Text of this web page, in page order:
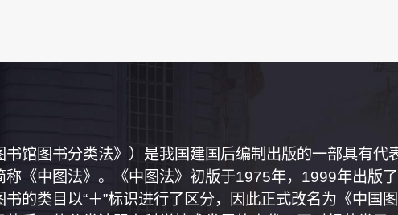
书馆图书分类法》）是我国建国后编制出版的一部具有代
《中图法》。《中图法》初版于1975年，1999年出版
的类目以“＋”标识进行了区分，因此正式改名为《中国